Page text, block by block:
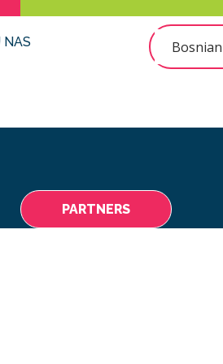
NAS Bosnian
PARTNERS